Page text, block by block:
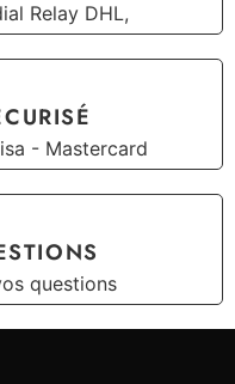
Relay DHL,
- Mastercard
questions